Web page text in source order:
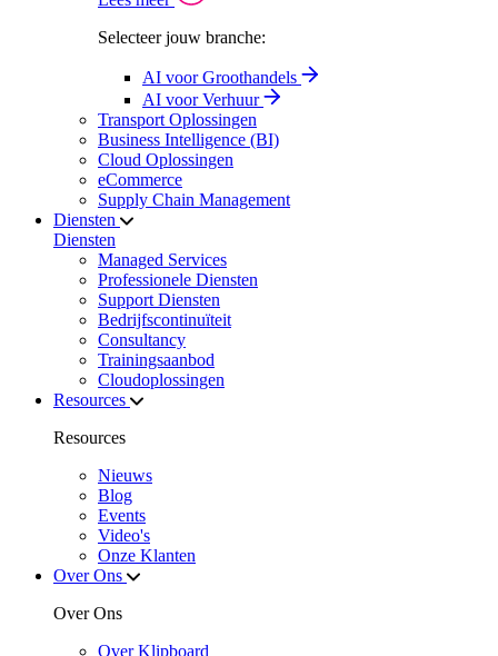
Selecteer jouw branche:
AI voor Groothandels
AI voor Verhuur
Transport Oplossingen
Business Intelligence (BI)
Cloud Oplossingen
eCommerce
Supply Chain Management
Diensten
Diensten
Managed Services
Professionele Diensten
Support Diensten
Bedrijfscontinuïteit
Consultancy
Trainingsaanbod
Cloudoplossingen
Resources
Resources
Nieuws
Blog
Events
Video's
Onze Klanten
Over Ons
Over Ons
Over Klipboard